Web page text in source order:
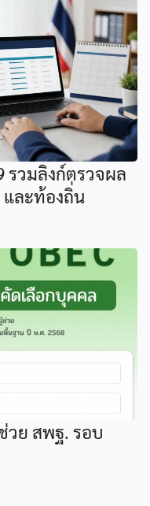
รวมลิงก์ตรวจผล
ละท้องถิ่น
ย สพฐ. รอบ